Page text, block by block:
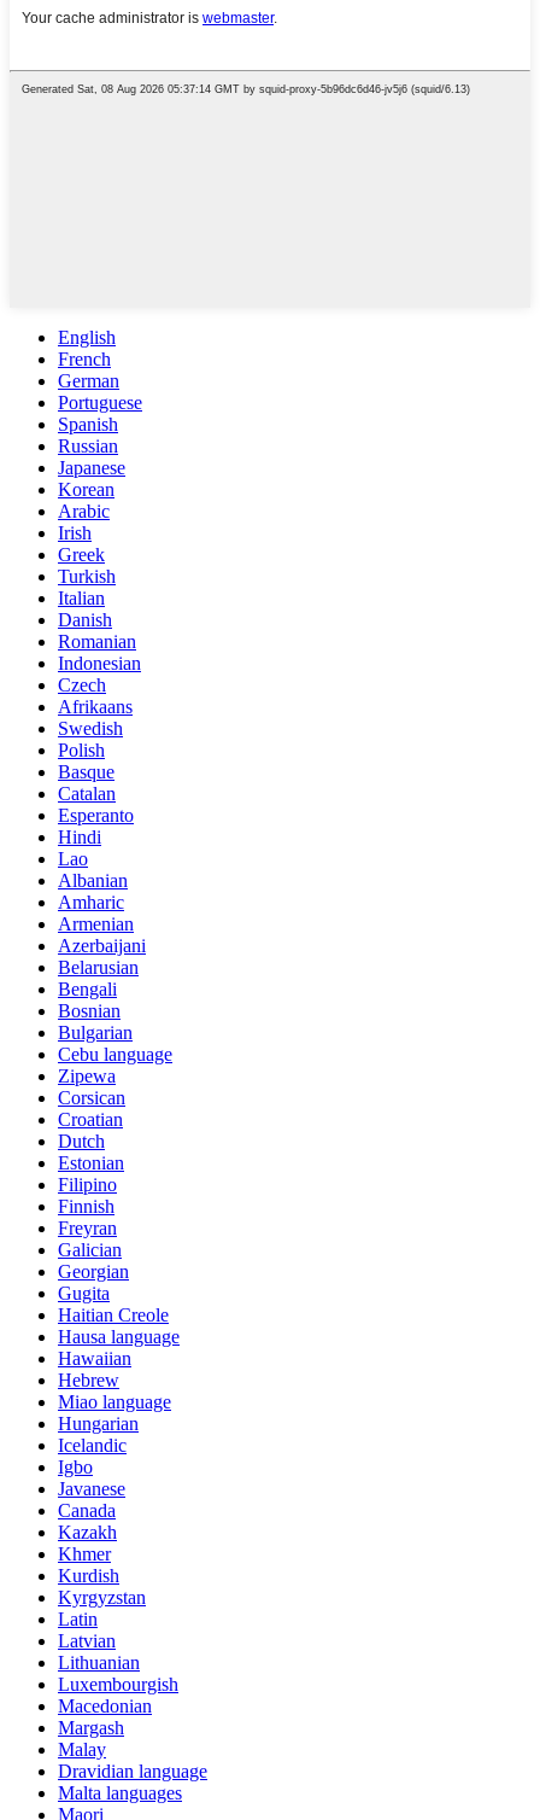
English
French
German
Portuguese
Spanish
Russian
Japanese
Korean
Arabic
Irish
Greek
Turkish
Italian
Danish
Romanian
Indonesian
Czech
Afrikaans
Swedish
Polish
Basque
Catalan
Esperanto
Hindi
Lao
Albanian
Amharic
Armenian
Azerbaijani
Belarusian
Bengali
Bosnian
Bulgarian
Cebu language
Zipewa
Corsican
Croatian
Dutch
Estonian
Filipino
Finnish
Freyran
Galician
Georgian
Gugita
Haitian Creole
Hausa language
Hawaiian
Hebrew
Miao language
Hungarian
Icelandic
Igbo
Javanese
Canada
Kazakh
Khmer
Kurdish
Kyrgyzstan
Latin
Latvian
Lithuanian
Luxembourgish
Macedonian
Margash
Malay
Dravidian language
Malta languages
Maori